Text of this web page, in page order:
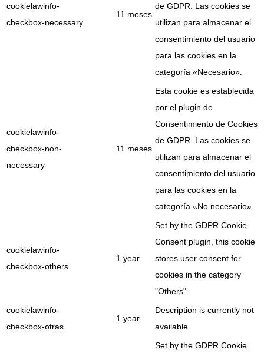
cookielawinfo-
checkbox-necessary
11 meses
de GDPR. Las cookies se
utilizan para almacenar el
consentimiento del usuario
para las cookies en la
categoría «Necesario».
cookielawinfo-
checkbox-non-
necessary
11 meses
Esta cookie es establecida
por el plugin de
Consentimiento de Cookies
de GDPR. Las cookies se
utilizan para almacenar el
consentimiento del usuario
para las cookies en la
categoría «No necesario».
cookielawinfo-
checkbox-others
1 year
Set by the GDPR Cookie
Consent plugin, this cookie
stores user consent for
cookies in the category
"Others".
cookielawinfo-
checkbox-otras
1 year
Description is currently not
available.
Set by the GDPR Cookie